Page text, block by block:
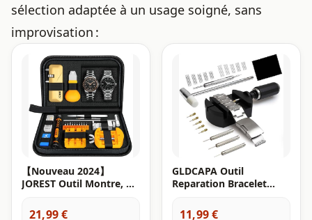
sélection adaptée à un usage soigné, sans
improvisation :
【Nouveau 2024】
JOREST Outil Montre, Kit
Montre, Ouvre Boitier,
21,99 €
GLDCAPA Outil
Reparation Bracelet
Dimensionnement de
11,99 €